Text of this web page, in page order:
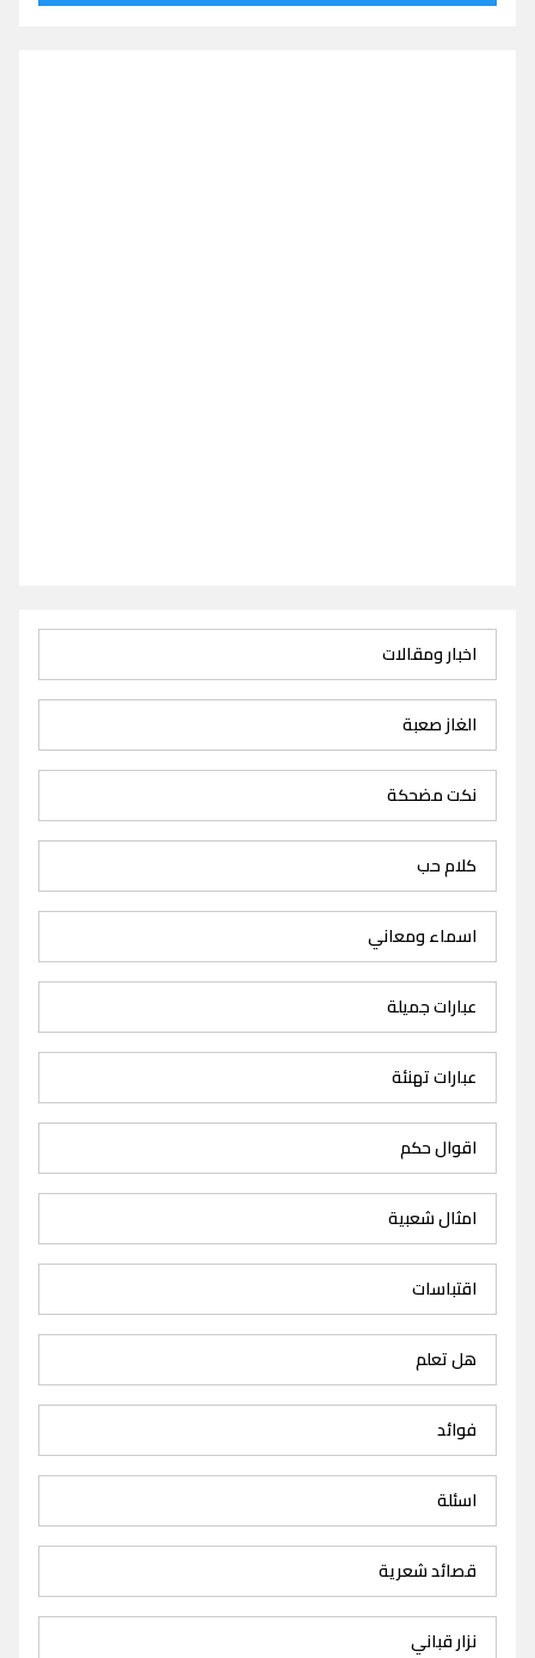
اخبار ومقالات
الغاز صعبة
نكت مضحكة
كلام حب
اسماء ومعاني
عبارات جميلة
عبارات تهنئة
اقوال حكم
امثال شعبية
اقتباسات
هل تعلم
فوائد
اسئلة
قصائد شعرية
نزار قباني